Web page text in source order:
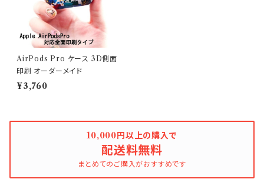
AirPods Pro ケース 3D側面
印刷 オーダーメイド
¥3,760
10,000円以上の購入で
配送料無料
まとめてのご購入がおすすめです